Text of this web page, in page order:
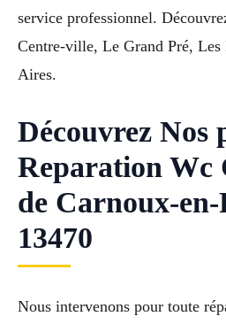
service professionnel.
Centre-ville, Le Grand Pré, Les
Aires.
Découvrez Nos
Reparation Wc
de Carnoux-en-
13470
Nous intervenons pour toute